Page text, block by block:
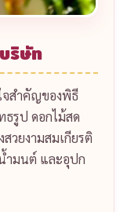
ริษัท
จสำคัญของพิธี
ธรูป ดอกไม้สด
วยงามสมเกียรติ
ำมนต์ และอุปก